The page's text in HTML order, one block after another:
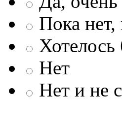
Пока
Нет
Нет и не